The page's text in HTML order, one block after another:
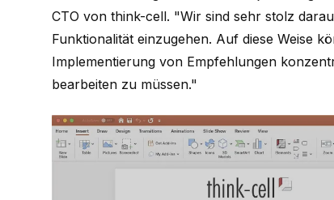
CTO von think-cell. "Wir sind sehr stolz
Funktionalität einzugehen. Auf diese Weise
Implementierung von Empfehlungen
bearbeiten zu müssen."